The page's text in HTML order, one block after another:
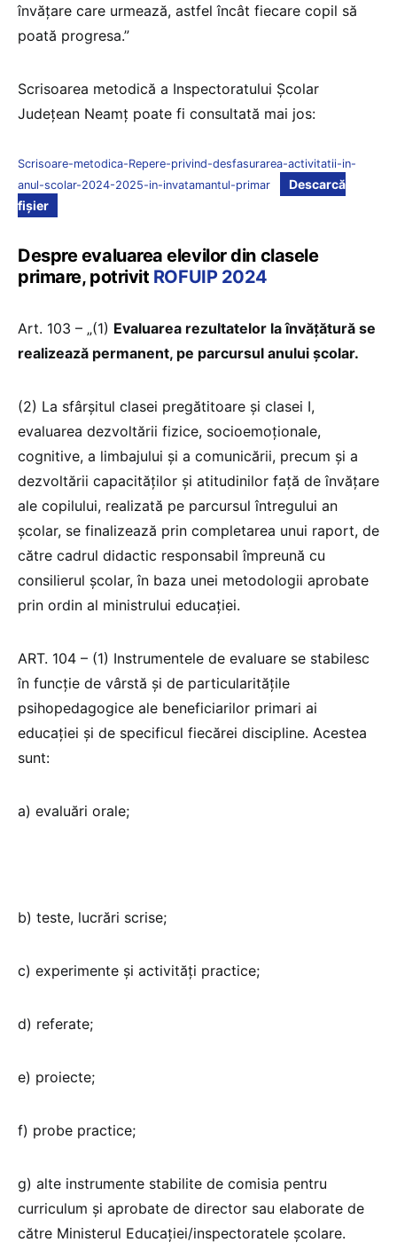
învățare care urmează, astfel încât fiecare copil să
poată progresa.”
Scrisoarea metodică a Inspectoratului Școlar
Județean Neamț poate fi consultată mai jos:
Scrisoare-metodica-Repere-privind-desfasurarea-activitatii-in-
anul-scolar-2024-2025-in-invatamantul-primar
Descarcă
fișier
Despre evaluarea elevilor din clasele
primare, potrivit ROFUIP 2024
Art. 103 – „(1) Evaluarea rezultatelor la învăţătură se
realizează permanent, pe parcursul anului şcolar.
(2) La sfârşitul clasei pregătitoare și clasei I,
evaluarea dezvoltării fizice, socioemoţionale,
cognitive, a limbajului şi a comunicării, precum şi a
dezvoltării capacităţilor şi atitudinilor faţă de învăţare
ale copilului, realizată pe parcursul întregului an
şcolar, se finalizează prin completarea unui raport, de
către cadrul didactic responsabil împreună cu
consilierul școlar, în baza unei metodologii aprobate
prin ordin al ministrului educaţiei.
ART. 104 – (1) Instrumentele de evaluare se stabilesc
în funcţie de vârstă şi de particularităţile
psihopedagogice ale beneficiarilor primari ai
educației şi de specificul fiecărei discipline. Acestea
sunt:
a) evaluări orale;
b) teste, lucrări scrise;
c) experimente şi activităţi practice;
d) referate;
e) proiecte;
f) probe practice;
g) alte instrumente stabilite de comisia pentru
curriculum şi aprobate de director sau elaborate de
către Ministerul Educaţiei/inspectoratele școlare.